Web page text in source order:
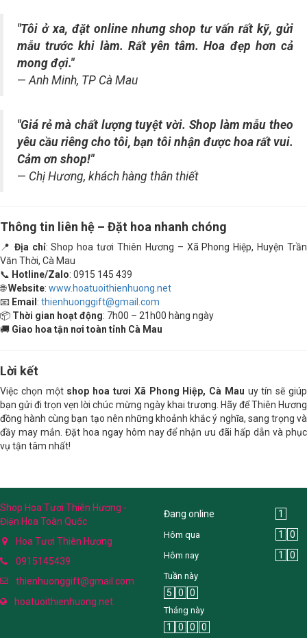
"Tôi ở xa, đặt online nhưng shop tư vấn rất kỹ, gửi
mẫu trước khi làm. Rất yên tâm. Hoa đẹp hơn cả
mong đợi."
— Anh Minh, TP Cà Mau
"Giá rẻ mà chất lượng tuyệt vời. Shop làm mẫu theo
yêu cầu riêng cho tôi, bạn tôi nhận được hoa rất vui.
Cảm ơn shop!"
— Chị Hương, khách hàng thân thiết
Thông tin liên hệ – Đặt hoa nhanh chóng
📍 Địa chỉ: Shop hoa tươi Thiên Hương – Xã Phong Hiệp, Huyện Trần
Văn Thời, Cà Mau
📞 Hotline/Zalo: 0915 145 439
🌐Website: www.hoatuoithienhuong.net
📧 Email: thienhuonggift@gmail.com
📦 Thời gian hoạt động: 7h00 – 21h00 hàng ngày
🚚 Giao hoa tận nơi toàn tỉnh Cà Mau
Lời kết
Việc chọn một shop hoa tươi Xã Phong Hiệp, Cà Mau uy tín sẽ giúp
bạn gửi đi trọn vẹn lời chúc mừng ngày khai trương. Hãy để Thiên Hương
đồng hành cùng bạn tạo nên những khoảnh khắc ý nghĩa, sang trọng và
đầy may mắn. Đặt hoa ngay hôm nay để nhận ưu đãi hấp dẫn và phục
vụ tận tâm nhất!
Shop Hoa Tươi Thiên Hương -
Điện Hoa Toàn Quốc
Hoa Tươi Thiên Hương
0915145439
thienhuonggift@gmail.com
hoatuoithienhuong.net
Đang online 1
Hôm qua 1 0
Hôm nay 1 0
Tuần này
5 0 0
Tháng này
1 0 0 0